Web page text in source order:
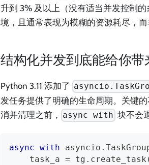
升到 3% 及以上（没有适当并发控制
境，且通常表现为模糊的资源耗尽，而
结构化并发到底能给你带
Python 3.11 添加了
发任务提供了明确的生命周期。关键
消并清理之前， async with 块不会
async with asyncio .
    task_a
= tg . create_task